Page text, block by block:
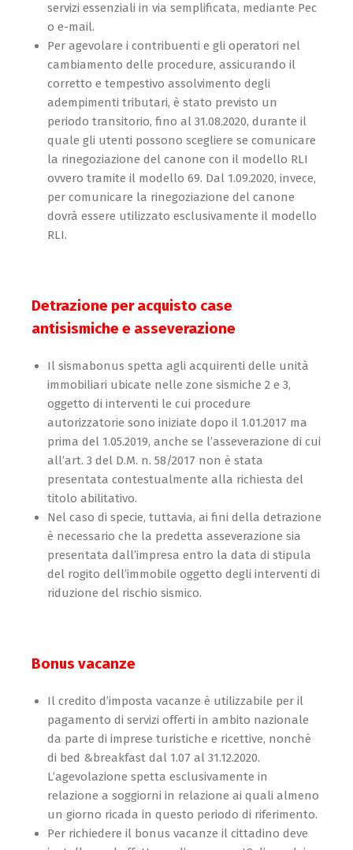
servizi essenziali in via semplificata, mediante Pec
o e-mail.
Per agevolare i contribuenti e gli operatori nel
cambiamento delle procedure, assicurando il
corretto e tempestivo assolvimento degli
adempimenti tributari, è stato previsto un
periodo transitorio, fino al 31.08.2020, durante il
quale gli utenti possono scegliere se comunicare
la rinegoziazione del canone con il modello RLI
ovvero tramite il modello 69. Dal 1.09.2020, invece,
per comunicare la rinegoziazione del canone
dovrà essere utilizzato esclusivamente il modello
RLI.
Detrazione per acquisto case
antisismiche e asseverazione
Il sismabonus spetta agli acquirenti delle unità
immobiliari ubicate nelle zone sismiche 2 e 3,
oggetto di interventi le cui procedure
autorizzatorie sono iniziate dopo il 1.01.2017 ma
prima del 1.05.2019, anche se l’asseverazione di cui
all’art. 3 del D.M. n. 58/2017 non è stata
presentata contestualmente alla richiesta del
titolo abilitativo.
Nel caso di specie, tuttavia, ai fini della detrazione
è necessario che la predetta asseverazione sia
presentata dall’impresa entro la data di stipula
del rogito dell’immobile oggetto degli interventi di
riduzione del rischio sismico.
Bonus vacanze
Il credito d’imposta vacanze è utilizzabile per il
pagamento di servizi offerti in ambito nazionale
da parte di imprese turistiche e ricettive, nonché
di bed &breakfast dal 1.07 al 31.12.2020.
L’agevolazione spetta esclusivamente in
relazione a soggiorni in relazione ai quali almeno
un giorno ricada in questo periodo di riferimento.
Per richiedere il bonus vacanze il cittadino deve